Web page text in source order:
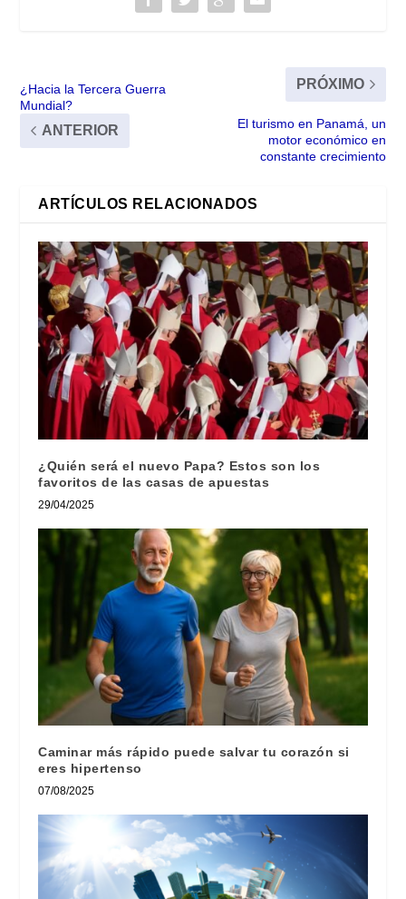
¿Hacia la Tercera Guerra
Mundial?
ANTERIOR
PRÓXIMO
El turismo en Panamá, un
motor económico en
constante crecimiento
ARTÍCULOS RELACIONADOS
¿Quién será el nuevo Papa? Estos son los
favoritos de las casas de apuestas
29/04/2025
Caminar más rápido puede salvar tu corazón si
eres hipertenso
07/08/2025